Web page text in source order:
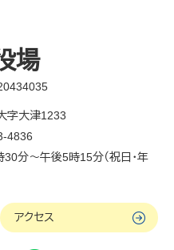
場
字大津1233
4836
分～午後5時15分（祝日・年
アクセス